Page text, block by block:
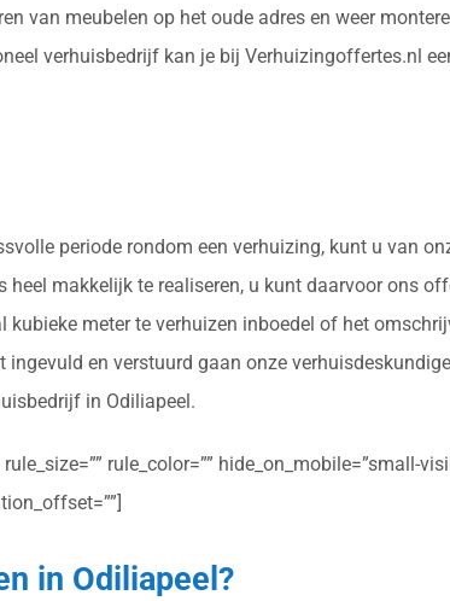
van meubelen op het oude adres en weer
verhuisbedrijf kan je bij Verhuizingoffertes.nl
periode rondom een verhuizing, kunt u van
makkelijk te realiseren, u kunt daarvoor ons
meter te verhuizen inboedel of het
en verstuurd gaan onze
in Odiliapeel.
rule_color=”” hide_on_mobile=”small-
in Odiliapeel?